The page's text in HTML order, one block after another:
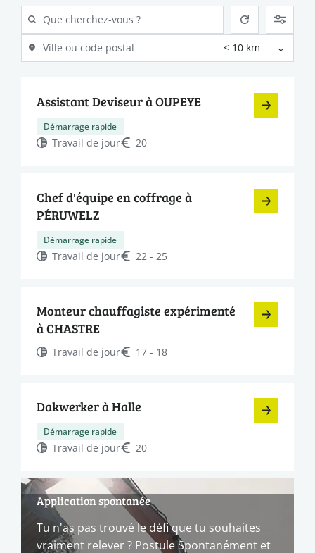
Assistant Deviseur à OUPEYE
Démarrage rapide
Travail de jour 20
Chef d'équipe en coffrage à
PÉRUWELZ
Démarrage rapide
Travail de jour 22 - 25
Monteur chauffagiste expérimenté
à CHASTRE
Travail de jour 17 - 18
Dakwerker à Halle
Démarrage rapide
Travail de jour 20
Application spontanée
Tu n'as pas trouvé le défi que tu souhaites
vraiment relever ? Postule Spontanément et